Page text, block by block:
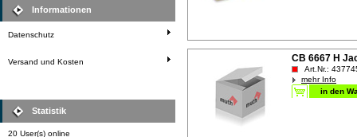
Informationen
Datenschutz
Versand und Kosten
Statistik
20 User(s) online
CB 6667 H
Art.Nr.:
mehr Info